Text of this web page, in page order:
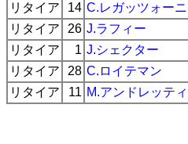
リタイア
14 C.レガッツォーニ
リタイア
26 J.ラフィー
リタイア
1 J.シェクター
リタイア
28 C.ロイテマン
リタイア
11 M.アンドレッティ